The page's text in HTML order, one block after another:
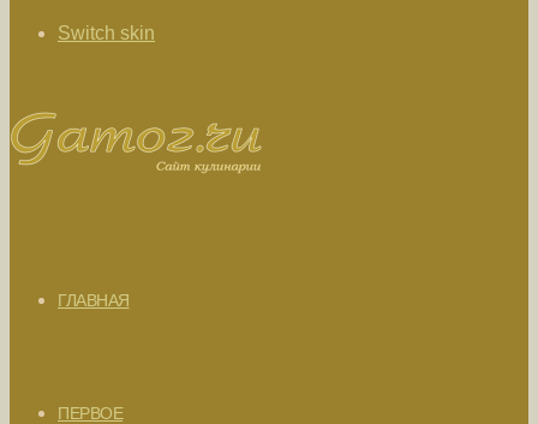
Switch skin
ГЛАВНАЯ
ПЕРВОЕ